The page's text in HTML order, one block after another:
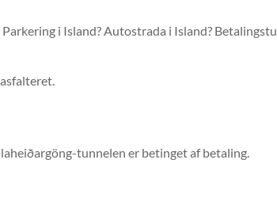
i Island? Autostrada i Island?
tunnelen er betinget af betaling.